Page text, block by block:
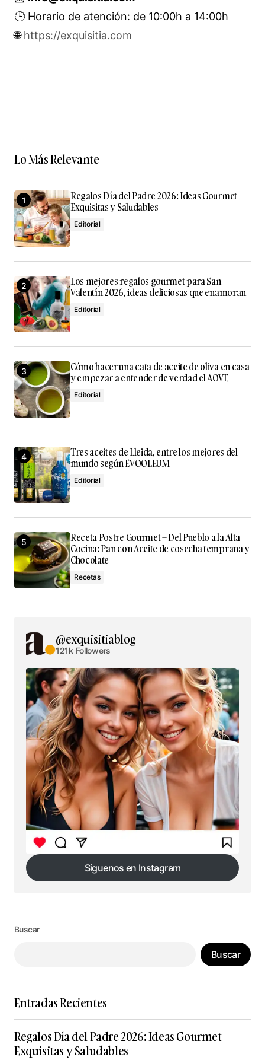
🕒 Horario de atención: de 10:00h a 14:00h
🌐https://exquisitia.com
Lo Más Relevante
Regalos Día del Padre 2026: Ideas Gourmet
Exquisitas y Saludables
Editorial
Los mejores regalos gourmet para San
Valentín 2026, ideas deliciosas que enamoran
Editorial
Cómo hacer una cata de aceite de oliva en casa
y empezar a entender de verdad el AOVE
Editorial
Tres aceites de Lleida, entre los mejores del
mundo según EVOOLEUM
Editorial
Receta Postre Gourmet – Del Pueblo a la Alta
Cocina: Pan con Aceite de cosecha temprana y
Chocolate
Recetas
@exquisitiablog
121k Followers
Síguenos en Instagram
Síguenos en Instagram
Buscar
Buscar
Entradas Recientes
Regalos Día del Padre 2026: Ideas Gourmet
Exquisitas y Saludables